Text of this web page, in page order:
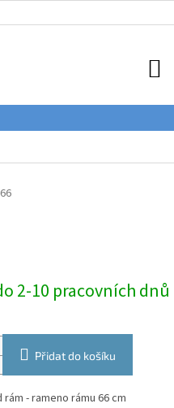
2-10 pracovních dnů
Přidat do košíku
rám - rameno rámu 66 cm